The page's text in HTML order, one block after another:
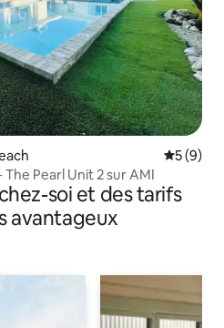
5 (9)
The Pearl Unit 2 sur AMI
soi et des tarifs
avantageux